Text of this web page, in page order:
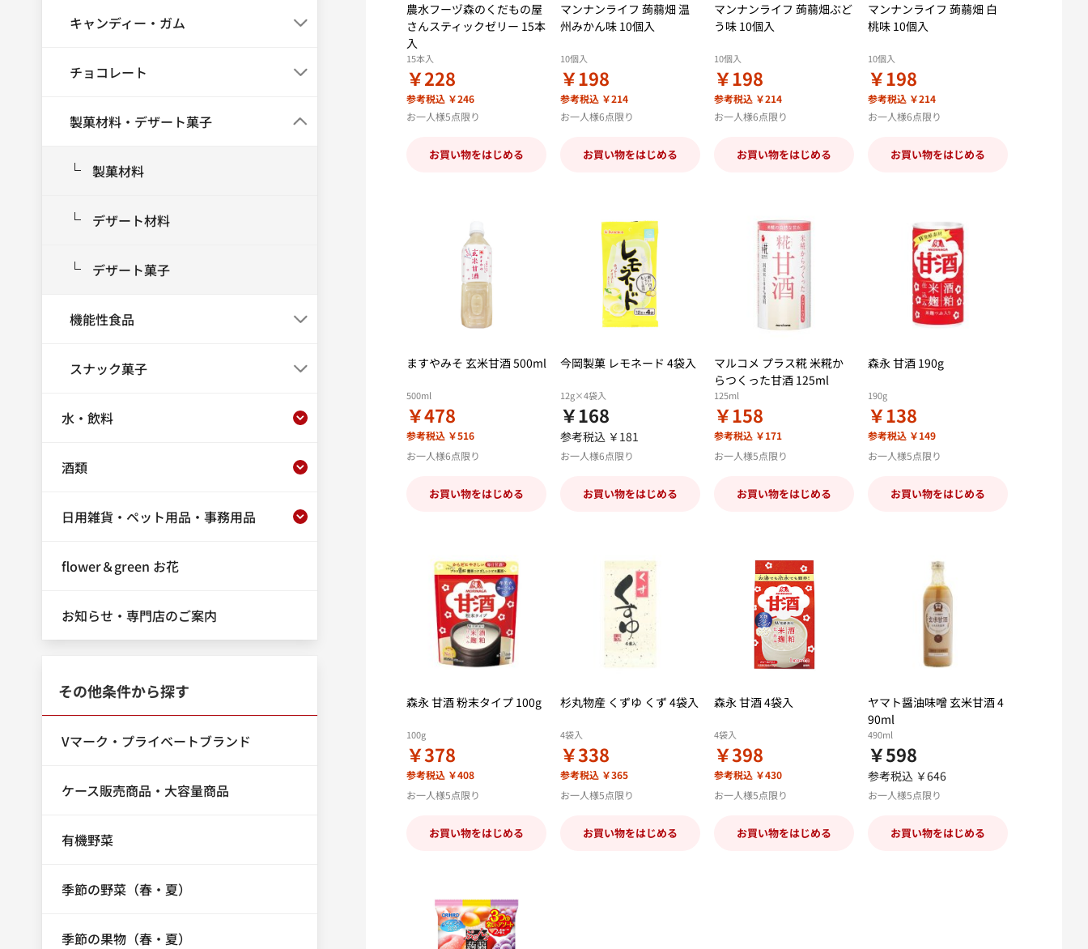
キャンディー・ガム
チョコレート
製菓材料・デザート菓子
製菓材料
デザート材料
デザート菓子
機能性食品
スナック菓子
水・飲料
酒類
日用雑貨・ペット用品・事務用品
flower＆green お花
お知らせ・専門店のご案内
その他条件から探す
Vマーク・プライベートブランド
ケース販売商品・大容量商品
有機野菜
季節の野菜（春・夏）
季節の果物（春・夏）
農水フーヅ森のくだもの屋
さんスティックゼリー 15本
入
15本入
￥228
参考税込 ￥246
お一人様5点限り
お買い物をはじめる
マンナンライフ 蒟蒻畑 温
州みかん味 10個入
10個入
￥198
参考税込 ￥214
お一人様6点限り
お買い物をはじめる
マンナンライフ 蒟蒻畑ぶど
う味 10個入
10個入
￥198
参考税込 ￥214
お一人様6点限り
お買い物をはじめる
マンナンライフ 蒟蒻畑 白
桃味 10個入
10個入
￥198
参考税込 ￥214
お一人様6点限り
お買い物をはじめる
ますやみそ 玄米甘酒 500ml
500ml
￥478
参考税込 ￥516
お一人様6点限り
お買い物をはじめる
今岡製菓 レモネード 4袋入
12g×4袋入
￥168
参考税込 ￥181
お一人様6点限り
お買い物をはじめる
マルコメ プラス糀 米糀か
らつくった甘酒 125ml
125ml
￥158
参考税込 ￥171
お一人様5点限り
お買い物をはじめる
森永 甘酒 190g
190g
￥138
参考税込 ￥149
お一人様5点限り
お買い物をはじめる
森永 甘酒 粉末タイプ 100g
100g
￥378
参考税込 ￥408
お一人様5点限り
お買い物をはじめる
杉丸物産 くずゆ くず 4袋入
4袋入
￥338
参考税込 ￥365
お一人様5点限り
お買い物をはじめる
森永 甘酒 4袋入
4袋入
￥398
参考税込 ￥430
お一人様5点限り
お買い物をはじめる
ヤマト醤油味噌 玄米甘酒 4
90ml
490ml
￥598
参考税込 ￥646
お一人様5点限り
お買い物をはじめる